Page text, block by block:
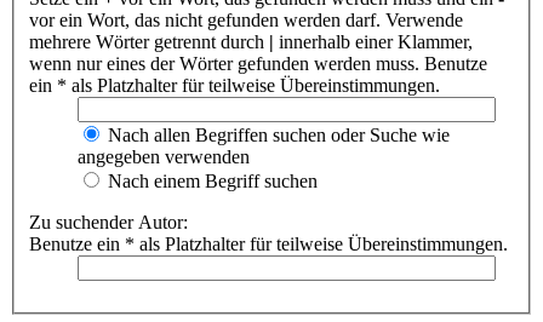
vor ein Wort, das nicht gefunden werden darf. Verwende
mehrere Wörter getrennt durch | innerhalb einer Klammer,
wenn nur eines der Wörter gefunden werden muss. Benutze
ein * als Platzhalter für teilweise Übereinstimmungen.
Nach allen Begriffen suchen oder Suche wie
angegeben verwenden
Nach einem Begriff suchen
Zu suchender Autor:
Benutze ein * als Platzhalter für teilweise Übereinstimmungen.